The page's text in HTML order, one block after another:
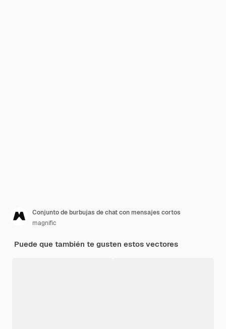
Conjunto de burbujas de chat con mensajes cortos
magnific
Puede que también te gusten estos vectores